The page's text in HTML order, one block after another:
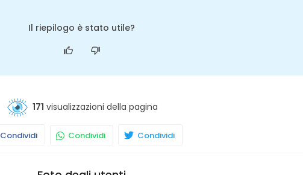
Il riepilogo è stato utile?
171 visualizzazioni della pagina
Condividi Condividi Condividi